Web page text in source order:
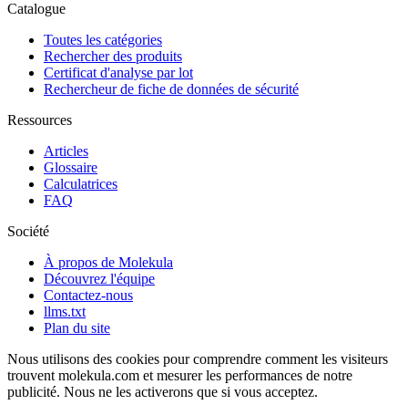
Catalogue
Toutes les catégories
Rechercher des produits
Certificat d'analyse par lot
Rechercheur de fiche de données de sécurité
Ressources
Articles
Glossaire
Calculatrices
FAQ
Société
À propos de Molekula
Découvrez l'équipe
Contactez-nous
llms.txt
Plan du site
Nous utilisons des cookies pour comprendre comment les visiteurs
trouvent molekula.com et mesurer les performances de notre
publicité. Nous ne les activerons que si vous acceptez.